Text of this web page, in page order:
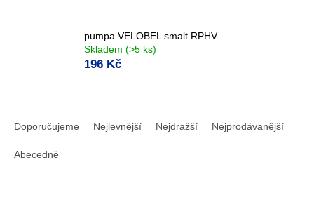
pumpa VELOBEL smalt RPHV
Skladem (>5 ks)
196 Kč
Doporučujeme Nejlevnější Nejdražší Nejprodávanější
Abecedně